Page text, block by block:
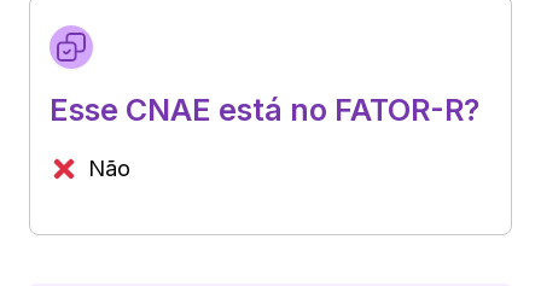
Esse CNAE está no FATOR-R?
Não